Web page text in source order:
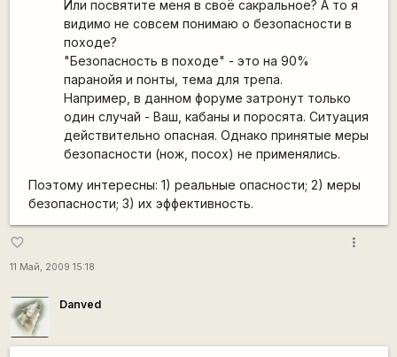
Или посвятите меня в своё сакральное? А то я
видимо не совсем понимаю о безопасности в
походе?
"Безопасность в походе" - это на 90%
паранойя и понты, тема для трепа.
Например, в данном форуме затронут только
один случай - Ваш, кабаны и поросята. Ситуация
действительно опасная. Однако принятые меры
безопасности (нож, посох) не применялись.
Поэтому интересны: 1) реальные опасности; 2) меры
безопасности; 3) их эффективность.
favorite_border
11 Май, 2009 15:18
more_vert
Danved